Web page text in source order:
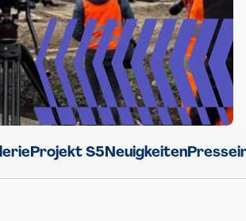
Projekt S5Neuigkeiten